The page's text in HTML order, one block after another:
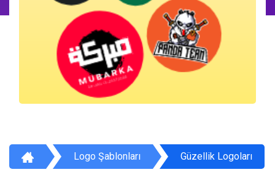
Logo Şablonları Güzellik Logoları